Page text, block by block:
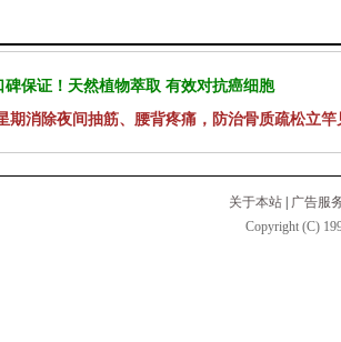
保证！天然植物萃取 有效对抗癌细胞
期消除夜间抽筋、腰背疼痛，防治骨质疏松立竿
关于本站 | 广告服
Copyright (C)